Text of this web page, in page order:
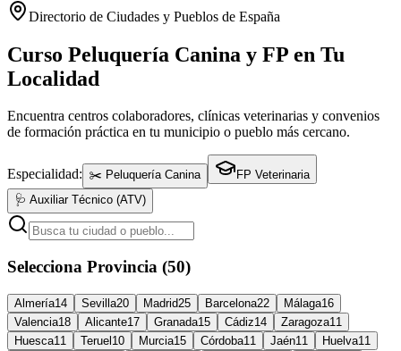
Directorio de Ciudades y Pueblos de España
Curso Peluquería Canina y FP en Tu
Localidad
Encuentra centros colaboradores, clínicas veterinarias y convenios
de formación práctica en tu municipio o pueblo más cercano.
Especialidad: ✂️ Peluquería Canina
FP Veterinaria
🩺 Auxiliar Técnico (ATV)
Selecciona Provincia (50)
Almería14 Sevilla20 Madrid25 Barcelona22 Málaga16
Valencia18 Alicante17 Granada15 Cádiz14 Zaragoza11
Huesca11 Teruel 10 Murcia15 Córdoba11 Jaén11 Huelva11